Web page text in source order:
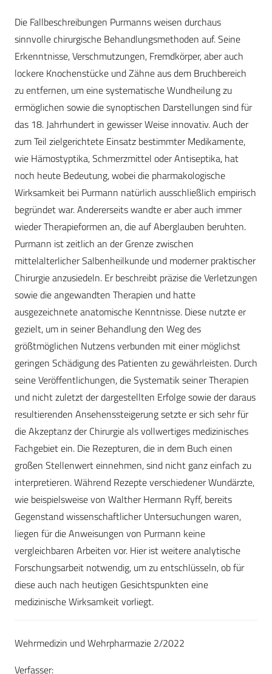
Die Fallbeschreibungen Purmanns weisen durchaus
sinnvolle chirurgische Behandlungsmethoden auf. Seine
Erkenntnisse, Verschmutzungen, Fremdkörper, aber auch
lockere Knochenstücke und Zähne aus dem Bruchbereich
zu entfernen, um eine systematische Wundheilung zu
ermöglichen sowie die synoptischen ­Darstellungen sind für
das 18. Jahrhundert in gewisser Weise innovativ. Auch der
zum Teil zielgerichtete Einsatz bestimmter Medikamente,
wie Hämostyptika, Schmerzmittel oder Antiseptika, hat
noch heute Bedeutung, wobei die pharmakologische
Wirksamkeit bei Purmann natürlich ausschließlich empirisch
begründet war. Andererseits wandte er aber auch immer
wieder Therapieformen an, die auf Aberglauben beruhten.
Purmann ist zeitlich an der Grenze zwischen
mittelalterlicher Salbenheilkunde und moderner praktischer
Chirurgie anzusiedeln. Er beschreibt präzise die Verletzungen
sowie die angewandten Therapien und hatte
ausgezeichnete anatomische Kenntnisse. Diese nutzte er
gezielt, um in seiner Behandlung den Weg des
größtmöglichen Nutzens verbunden mit einer möglichst
geringen Schädigung des Patienten zu gewährleisten. Durch
seine Veröffentlichungen, die Systematik seiner Therapien
und nicht zuletzt der dargestellten Erfolge sowie der daraus
resultierenden Ansehenssteigerung setzte er sich sehr für
die Akzeptanz der Chirurgie als vollwertiges medizinisches
Fachgebiet ein. Die Rezepturen, die in dem Buch einen
großen Stellenwert einnehmen, sind nicht ganz einfach zu
interpretieren. Während Rezepte verschiedener Wundärzte,
wie beispielsweise von Walther Hermann Ryff, bereits
Gegenstand wissenschaftlicher Untersuchungen waren,
liegen für die Anweisungen von Purmann keine
vergleichbaren Arbeiten vor. Hier ist weitere analytische
Forschungsarbeit notwendig, um zu entschlüsseln, ob für
diese auch nach heutigen Gesichtspunkten eine
medizinische Wirksamkeit vorliegt.
Wehrmedizin und Wehrpharmazie 2/2022
Verfasser: